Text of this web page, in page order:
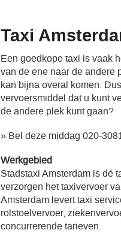
Taxi
Een goedkope taxi is vaak
van de ene naar de andere
kan bijna overal komen.
vervoersmiddel dat u kunt
de andere plek kunt gaan?
» Bel deze middag 020-
Werkgebied
Stadstaxi Amsterdam is dé
verzorgen het taxivervoer
Amsterdam levert taxi
rolstoelvervoer,
concurrerende tarieven.